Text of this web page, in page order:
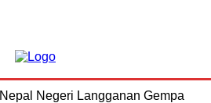
Nepal Negeri Langganan Gempa